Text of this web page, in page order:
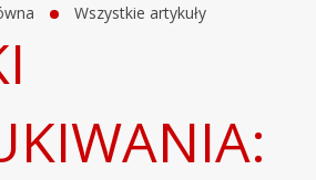
Wszystkie artykuły